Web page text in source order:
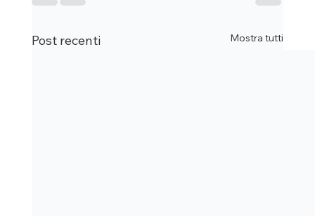
Post recenti Mostra tutti